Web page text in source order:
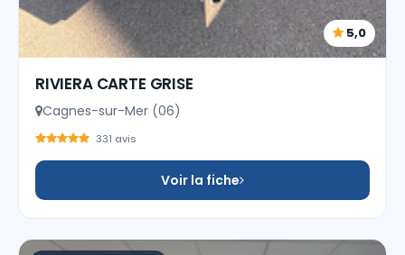
5,0
RIVIERA CARTE GRISE
Cagnes-sur-Mer (06)
331 avis
Voir la fiche